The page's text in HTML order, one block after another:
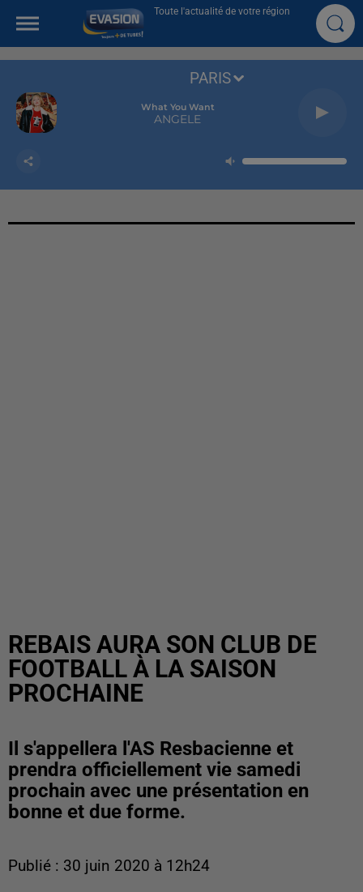
Toute l'actualité de votre région
What You Want
ANGELE
PARIS
REBAIS AURA SON CLUB DE
FOOTBALL À LA SAISON
PROCHAINE
Il s'appellera l'AS Resbacienne et
prendra officiellement vie samedi
prochain avec une présentation en
bonne et due forme.
Publié : 30 juin 2020 à 12h24